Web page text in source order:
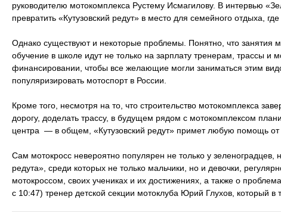
руководителю мотокомплекса Рустему Исмагилову. В интервью
превратить «Кутузовский редут» в место для семейного отдыха,
Однако существуют и некоторые проблемы. Понятно, что занятия
обучение в школе идут не только на зарплату тренерам, трассы и
финансировании, чтобы все желающие могли заниматься этим
популяризировать мотоспорт в России.
Кроме того, несмотря на то, что строительство мотокомплекса
дорогу, доделать трассу, в будущем рядом с мотокомплексом
центра — в общем, «Кутузовский редут» примет любую помощь от
Сам мотокросс невероятно популярен не только у зеленоградцев,
редута», среди которых не только мальчики, но и девочки,
мотокроссом, своих учениках и их достижениях, а также о
с 10:47) тренер детской секции мотоклуба Юрий Глухов, который